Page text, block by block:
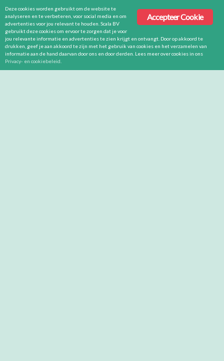
Accepteer Cookie
Deze cookies worden gebruikt om de website te
analyseren en te verbeteren, voor social media en om
advertenties voor jou relevant te houden. Scala BV
gebruikt deze cookies om ervoor te zorgen dat je voor
jou relevante informatie en advertenties te zien krijgt en ontvangt. Door op akkoord te
drukken, geef je aan akkoord te zijn met het gebruik van cookies en het verzamelen van
informatie aan de hand daarvan door ons en door derden. Lees meer over cookies in ons
Privacy- en cookiebeleid